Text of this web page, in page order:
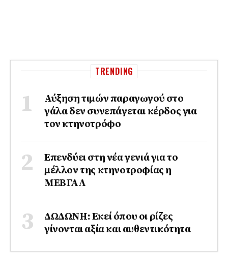
TRENDING
Αύξηση τιμών παραγωγού στο
γάλα δεν συνεπάγεται κέρδος για
τον κτηνοτρόφο
Επενδύει στη νέα γενιά για το
μέλλον της κτηνοτροφίας η
ΜΕΒΓΑΛ
ΔΩΔΩΝΗ: Εκεί όπου οι ρίζες
γίνονται αξία και αυθεντικότητα